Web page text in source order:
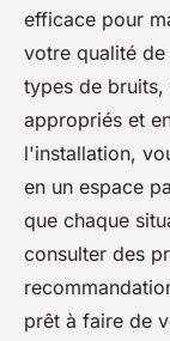
efficace pour
votre qualité
types de bruits,
appropriés et
l'installation,
en un espace
que chaque
consulter des
prêt à faire de